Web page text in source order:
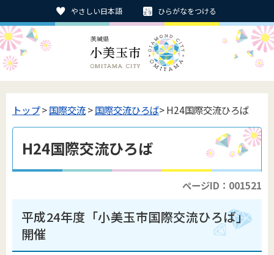
やさしい日本語 ひらがなをつける
トップ>国際交流>国際交流ひろば> H24国際交流ひろば
H24国際交流ひろば
ページID：001521
平成24年度「小美玉市国際交流ひろば」
開催